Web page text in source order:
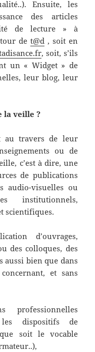
Ensuite, les
des articles
de lecture » à
de t@d, soit en
, soit, s’ils
un « Widget » de
leur blog, leur
la veille ?
au travers de leur
ou de
c’est à dire, une
de publications
audio-visuelles ou
institutionnels,
scientifiques.
d’ouvrages,
des colloques, des
aussi bien que dans
et sans
professionnelles
les dispositifs de
soit le vocable